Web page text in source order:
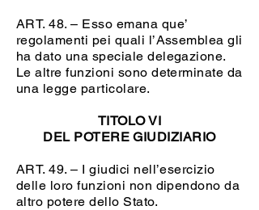
ART. 48. – Esso emana que’
regolamenti pei quali l’Assemblea gli
ha dato una speciale delegazione.
Le altre funzioni sono determinate da
una legge particolare.
TITOLO VI
DEL POTERE GIUDIZIARIO
ART. 49. – I giudici nell’esercizio
delle loro funzioni non dipendono da
altro potere dello Stato.